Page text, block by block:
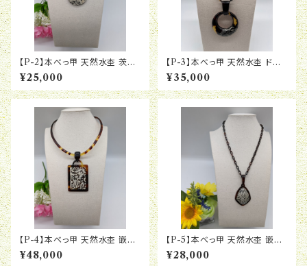
【P-2】本べっ甲 天然水杢 茨布
2枚重ね 丸型 ペンダント
¥25,000
【P-3】本べっ甲 天然水杢 ドー
ナツ リバーシブル ペンダント
¥35,000
【P-4】本べっ甲 天然水杢 嵌め
込み 長方形 ペンダント
¥48,000
【P-5】本べっ甲 天然水杢 嵌め
込み 変形菱 ペンダント
¥28,000